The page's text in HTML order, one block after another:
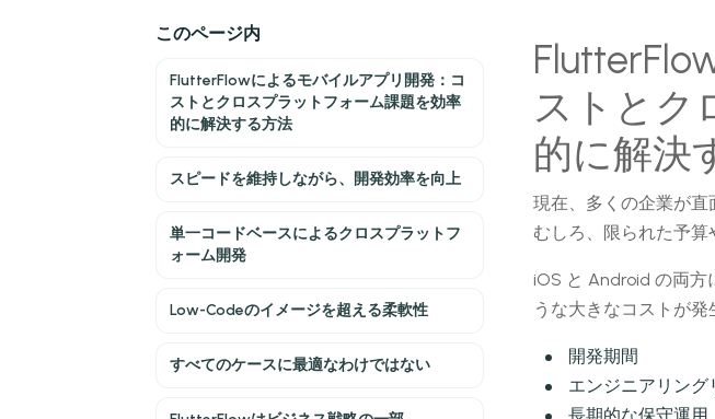
このページ内
FlutterFlowによるモバイルアプリ開発：コ
ストとクロスプラットフォーム課題を効率
的に解決する方法
スピードを維持しながら、開発効率を向上
単一コードベースによるクロスプラットフ
ォーム開発
Low-Codeのイメージを超える柔軟性
すべてのケースに最適なわけではない
ストとク
的に解決
現在、多くの企業が直
むしろ、限られた予算
iOS と Android の両方
うな大きなコストが発
開発期間
エンジニアリング